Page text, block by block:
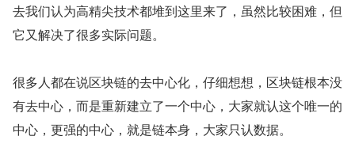
去我们认为高精尖技术都堆到这里来了，虽然比较困难，但
它又解决了很多实际问题。
很多人都在说区块链的去中心化，仔细想想，区块链根本没
有去中心，而是重新建立了一个中心，大家就认这个唯一的
中心，更强的中心，就是链本身，大家只认数据。